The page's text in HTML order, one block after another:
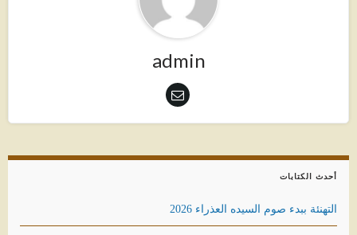
admin
أحدث الكتابات
التهنئة ببدء صوم السيده العذراء 2026